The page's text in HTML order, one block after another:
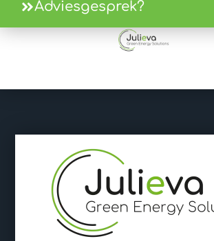
Adviesgesprek?